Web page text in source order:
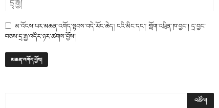
མ་འོངས་པར་མཆན་འགོད་སྟབས་བདེ་ཡོང་ཆེད། ངའི་མིང་དང་། གློག་འཕྲིན་ཁ་བྱང་། དྲ་བྱང་
བཅས་དྲ་རྒྱ་འདིར་ཉར་ཚགས་བྱོས།